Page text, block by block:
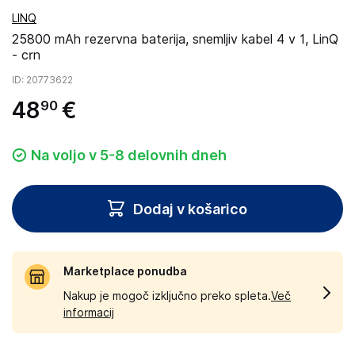
LINQ
25800 mAh rezervna baterija, snemljiv kabel 4 v 1, LinQ
- crn
ID: 20773622
4890 €
Na voljo v 5-8 delovnih dneh
Dodaj v košarico
Marketplace ponudba
Nakup je mogoč izključno preko spleta.Več
informacij